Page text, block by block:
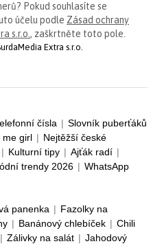
Pokud souhlasíte se
účelu podle Zásad ochrany
s.r.o. , zaškrtněte toto pole.
Extra s.r.o.
čísla | Slovník puberťáků
me girl | Nejtěžší české
| Kulturní tipy | Ajťák radí |
trendy 2026 | WhatsApp
panenka | Fazolky na
| Banánový chlebíček | Chili
| Zálivky na salát | Jahodový